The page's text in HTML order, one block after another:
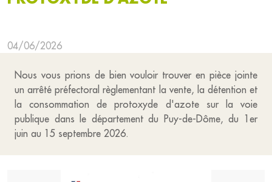
04/06/2026
Nous vous prions de bien vouloir trouver en pièce jointe
un arrêté préfectoral règlementant la vente, la détention et
la consommation de protoxyde d'azote sur la voie
publique dans le département du Puy-de-Dôme, du 1er
juin au 15 septembre 2026.